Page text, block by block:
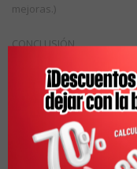
mejoras.)
CONCLUSIÓN
AutoCAD seguirá siendo
asistido por
mismo creadores de
crecimiento si crean
industria.
Lo que vemos